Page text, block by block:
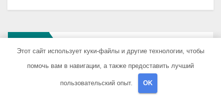
Этот сайт использует куки-файлы и другие технологии, чтобы
помочь вам в навигации, а также предоставить лучший
пользовательский опыт. OK